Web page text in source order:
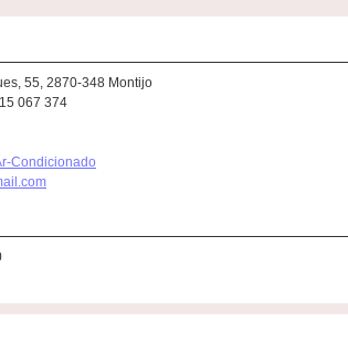
55, 2870-348 Montijo
067 374
Condicionado